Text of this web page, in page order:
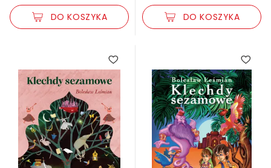
DO KOSZYKA DO KOSZYKA